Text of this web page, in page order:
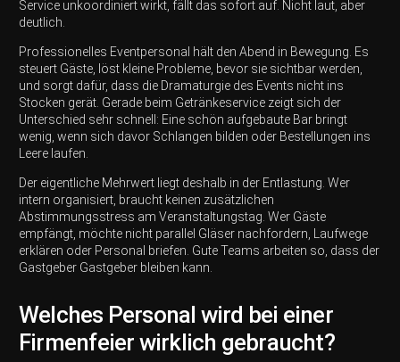
Service unkoordiniert wirkt, fällt das sofort auf. Nicht laut, aber
deutlich.
Professionelles Eventpersonal hält den Abend in Bewegung. Es
steuert Gäste, löst kleine Probleme, bevor sie sichtbar werden,
und sorgt dafür, dass die Dramaturgie des Events nicht ins
Stocken gerät. Gerade beim Getränkeservice zeigt sich der
Unterschied sehr schnell: Eine schön aufgebaute Bar bringt
wenig, wenn sich davor Schlangen bilden oder Bestellungen ins
Leere laufen.
Der eigentliche Mehrwert liegt deshalb in der Entlastung. Wer
intern organisiert, braucht keinen zusätzlichen
Abstimmungsstress am Veranstaltungstag. Wer Gäste
empfängt, möchte nicht parallel Gläser nachfordern, Laufwege
erklären oder Personal briefen. Gute Teams arbeiten so, dass der
Gastgeber Gastgeber bleiben kann.
Welches Personal wird bei einer
Firmenfeier wirklich gebraucht?